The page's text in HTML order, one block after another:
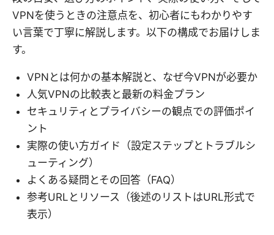
VPNを使うときの注意点を、初心者にもわかりやす
い言葉で丁寧に解説します。以下の構成でお届けしま
す。
VPNとは何かの基本解説と、なぜ今VPNが必要か
人気VPNの比較表と最新の料金プラン
セキュリティとプライバシーの観点での評価ポイ
ント
実際の使い方ガイド（設定ステップとトラブルシ
ューティング）
よくある疑問とその回答（FAQ）
参考URLとリソース（後述のリストはURL形式で
表示）